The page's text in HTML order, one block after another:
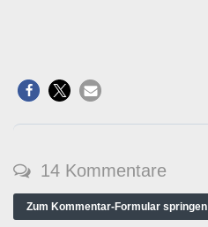
14 Kommentare
Zum Kommentar-Formular springen